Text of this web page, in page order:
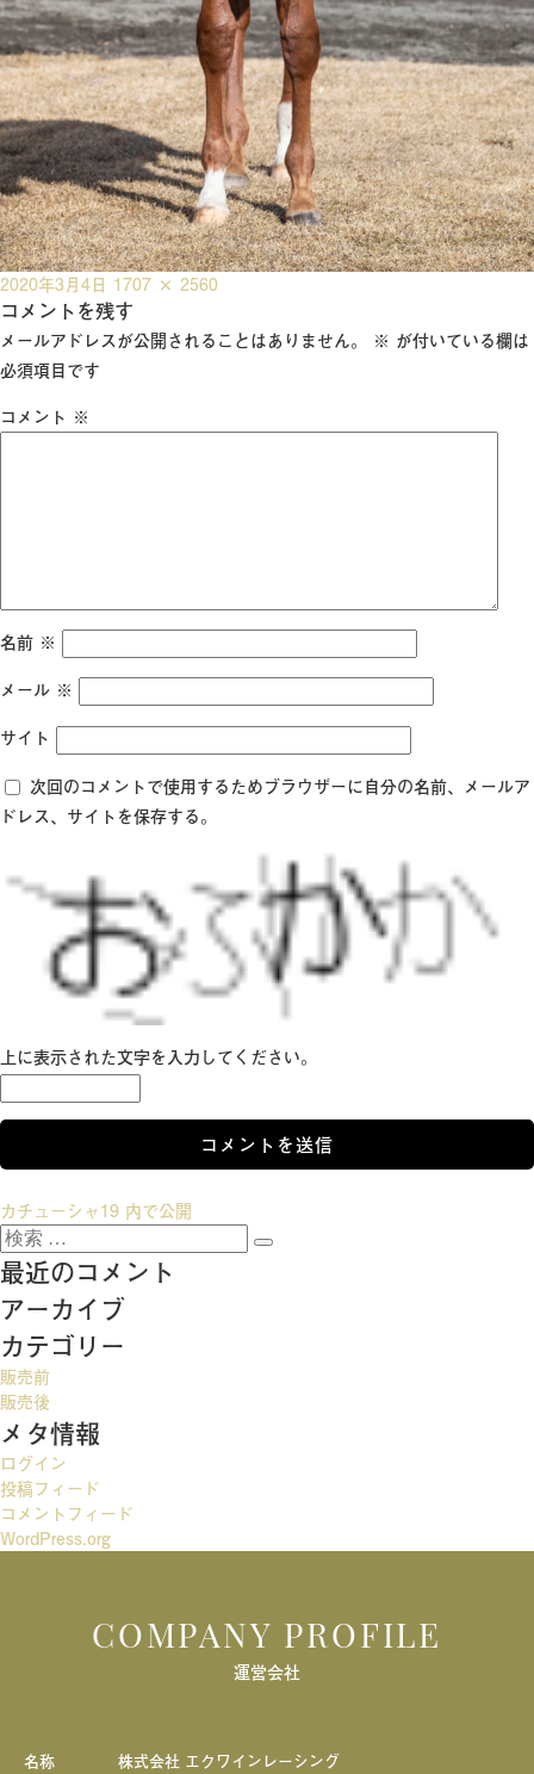
投
稿
日:
2020年3月4日 フ
ル
サ
1707 × 2560
コメントを残す
メールアドレスが公開されることはありません。 ※ が付いている欄は
必須項目です
コメント ※
名前 ※
メール ※
サイト
次回のコメントで使用するためブラウザーに自分の名前、メールア
ドレス、サイトを保存する。
上に表示された文字を入力してください。
投
稿
ナ
ビ
ゲ
ー
シ
ョ
ン
カチューシャ19 内で公開
検
索:
検
最近のコメント
アーカイブ
カテゴリー
販売前
販売後
メタ情報
ログイン
投稿フィード
コメントフィード
WordPress.org
COMPANY PROFILE
運営会社
名称 株式会社 エクワインレーシング